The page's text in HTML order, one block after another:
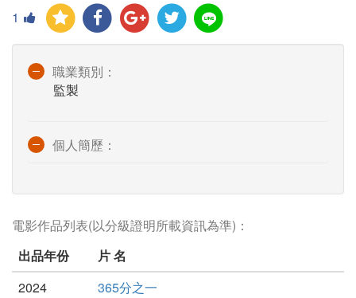
1
職業類別：
監製
個人簡歷：
電影作品列表(以分級證明所載資訊為準)：
出品年份
片 名
2024
365分之一